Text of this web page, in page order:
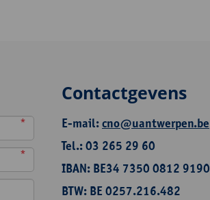
*
*
Contactgevens
E-mail:cno@uantwerpen.be
Tel.: 03 265 29 60
IBAN: BE34 7350 0812 9190
BTW: BE 0257.216.482